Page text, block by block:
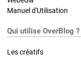
Manuel d'Utilisation
Qui utilise OverBlog ?
Les créatifs